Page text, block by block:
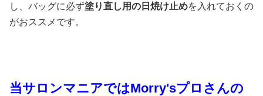
し、バッグに必ず塗り直し用の日焼け止めを入れておくの
がおススメです。
当サロンマニアではMorry'sプロさんの